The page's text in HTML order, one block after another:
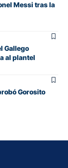
Messi tras la
Gallego
al plantel
Gorosito